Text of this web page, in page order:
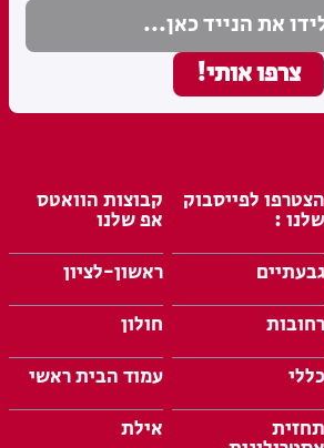
הצטרפו לפייסבוק
שלנו :
קבוצות הוואטס
אפ שלנו
גבעתיים
ראשון-לציון
רחובות
חולון
כללי
עמוד הבית ראשי
תחזית אילת